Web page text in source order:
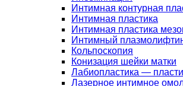
Интимная контурная
Интимная пластика
Интимная пластика
Интимный
Кольпоскопия
Конизация шейки матки
Лабиопластика —
Лазерное интимное